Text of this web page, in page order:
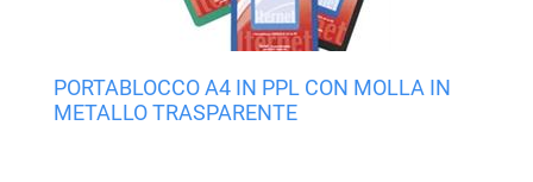
PORTABLOCCO A4 IN PPL CON MOLLA IN
METALLO TRASPARENTE